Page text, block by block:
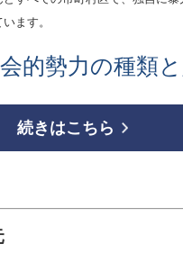
ます。
的勢力の種類
続きはこちら